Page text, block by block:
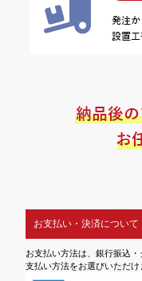
お支払い・決済について
お支払い方法は、銀行振込
支払い方法をお選びいただけ